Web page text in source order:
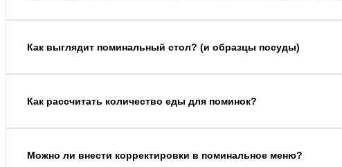
Как выглядит поминальный стол? (и образцы посуды)
Как рассчитать количество еды для поминок?
Можно ли внести корректировки в поминальное меню?